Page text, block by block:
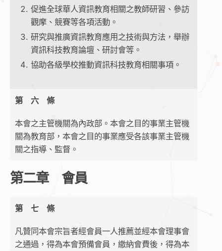
促進全球華人資訊教育相關之教師研習、參訪
觀摩、競賽等各項活動。
研究與推廣資訊教育應用之技術與方法，舉辦
資訊科技教育論壇、研討會等。
協助各級學校推動資訊科技教育相關事項。
第 六 條
本會之主管機關為內政部。本會之目的事業主管機
關為教育部，本會之目的事業應受各該事業主管機
關之指導、監督。
第二章 會員
第 七 條
凡贊同本會宗旨者經會員一人推薦並經本會理事會
之通過，得為本會預備會員，繳納會費後，得為本